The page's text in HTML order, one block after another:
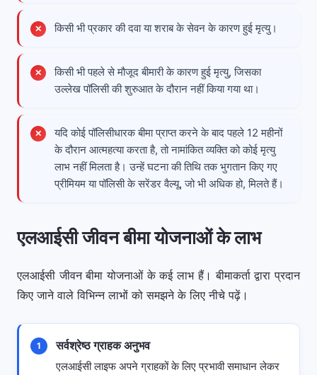
किसी भी प्रकार की दवा या शराब के सेवन के कारण हुई मृत्यु।
किसी भी पहले से मौजूद बीमारी के कारण हुई मृत्यु, जिसका
उल्लेख पॉलिसी की शुरुआत के दौरान नहीं किया गया था।
यदि कोई पॉलिसीधारक बीमा प्राप्त करने के बाद पहले 12 महीनों
के दौरान आत्महत्या करता है, तो नामांकित व्यक्ति को कोई मृत्यु
लाभ नहीं मिलता है। उन्हें घटना की तिथि तक भुगतान किए गए
प्रीमियम या पॉलिसी के सरेंडर वैल्यू, जो भी अधिक हो, मिलते हैं।
एलआईसी जीवन बीमा योजनाओं के लाभ
एलआईसी जीवन बीमा योजनाओं के कई लाभ हैं। बीमाकर्ता द्वारा प्रदान
किए जाने वाले विभिन्न लाभों को समझने के लिए नीचे पढ़ें।
1 सर्वश्रेष्ठ ग्राहक अनुभव
एलआईसी लाइफ अपने ग्राहकों के लिए प्रभावी समाधान लेकर